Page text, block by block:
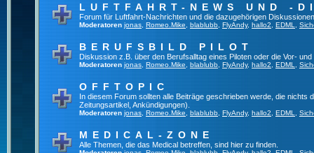
LUFTFAHRT-NEWS UND -
Forum für Luftfahrt-Nachrichten und die dazugehörigen
Moderatoren jonas Romeo.Mike blablubb FlyAndy, hallo2 EDML
BERUFSBILD PILOT
Diskussion z.B. über den Berufsalltag eines Piloten oder die Vor-
Moderatoren jonas Romeo.Mike blablubb FlyAndy, hallo2 EDML
OFFTOPIC
In diesem Forum sollten alle Beiträge geschrieben werde, die
Zeitungsartikel, Ankündigungen).
Moderatoren jonas Romeo.Mike blablubb FlyAndy, hallo2 EDML
MEDICAL-ZONE
Alle Themen, die das Medical betreffen, sind hier zu finden.